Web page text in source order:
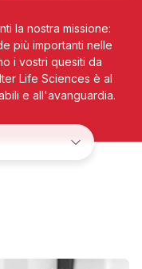
la nostra missione:
più importanti nelle
i vostri quesiti da
Life Sciences è al
e all'avanguardia.